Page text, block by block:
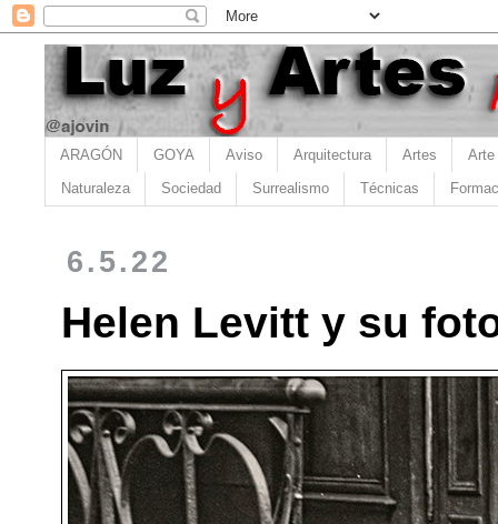
ARAGÓN GOYA Aviso Arquitectura Artes Arte
Naturaleza Sociedad Surrealismo Técnicas
6.5.22
Helen Levitt y su